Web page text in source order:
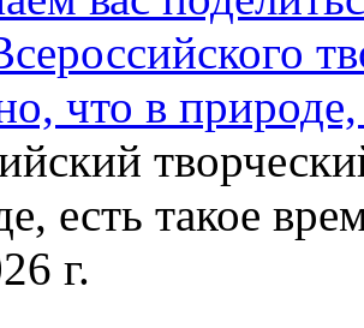
что в
есть такое
г.